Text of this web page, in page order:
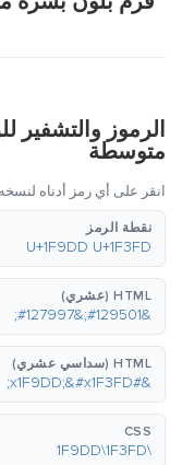
الرموز والتشفير
متوسطة
انقر على أي رمز أدناه
نقطة الرمز
U+1F9DD U+1F3FD
HTML (عشري)
&#129501;&#127997;
HTML (سداسي عشري)
&#x1F9DD;&#x1F3FD;
CSS
\1F9DD\1F3FD